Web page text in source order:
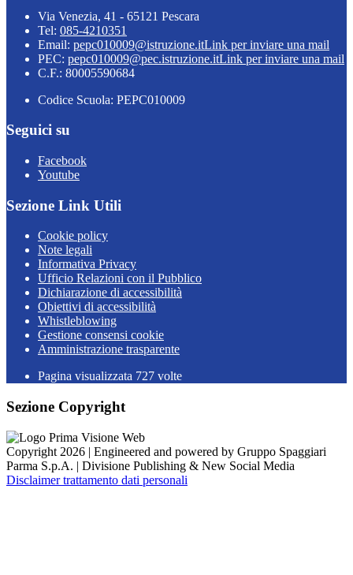
Via Venezia, 41 - 65121 Pescara
Tel: 085-4210351
Email: pepc010009@istruzione.itLink per inviare una mail
PEC: pepc010009@pec.istruzione.itLink per inviare una mail
C.F.: 80005590684
Codice Scuola: PEPC010009
Seguici su
Facebook
Youtube
Sezione Link Utili
Cookie policy
Note legali
Informativa Privacy
Ufficio Relazioni con il Pubblico
Dichiarazione di accessibilità
Obiettivi di accessibilità
Whistleblowing
Gestione consensi cookie
Amministrazione trasparente
Pagina visualizzata 727 volte
Sezione Copyright
Copyright 2026 | Engineered and powered by Gruppo Spaggiari
Parma S.p.A. | Divisione Publishing & New Social Media
Disclaimer trattamento dati personali